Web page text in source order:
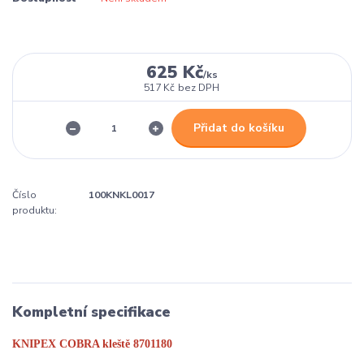
625 Kč/ks
517 Kč bez DPH
Přidat do košíku
Číslo
produktu:
100KNKL0017
Kompletní specifikace
KNIPEX COBRA kleště 8701180